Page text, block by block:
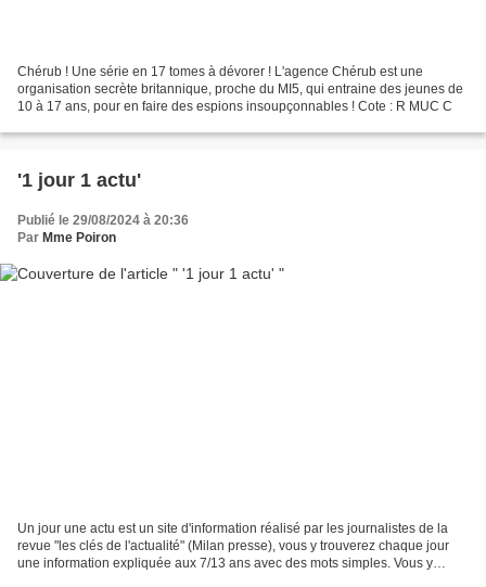
Chérub ! Une série en 17 tomes à dévorer ! L'agence Chérub est une
organisation secrète britannique, proche du MI5, qui entraine des jeunes de
10 à 17 ans, pour en faire des espions insoupçonnables ! Cote : R MUC C
'1 jour 1 actu'
Publié le 29/08/2024 à 20:36
Par Mme Poiron
Un jour une actu est un site d'information réalisé par les journalistes de la
revue "les clés de l'actualité" (Milan presse), vous y trouverez chaque jour
une information expliquée aux 7/13 ans avec des mots simples. Vous y